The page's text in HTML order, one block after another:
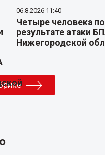
06.8.2026 11:40
Четыре человека
результате атаки
Нижегородской